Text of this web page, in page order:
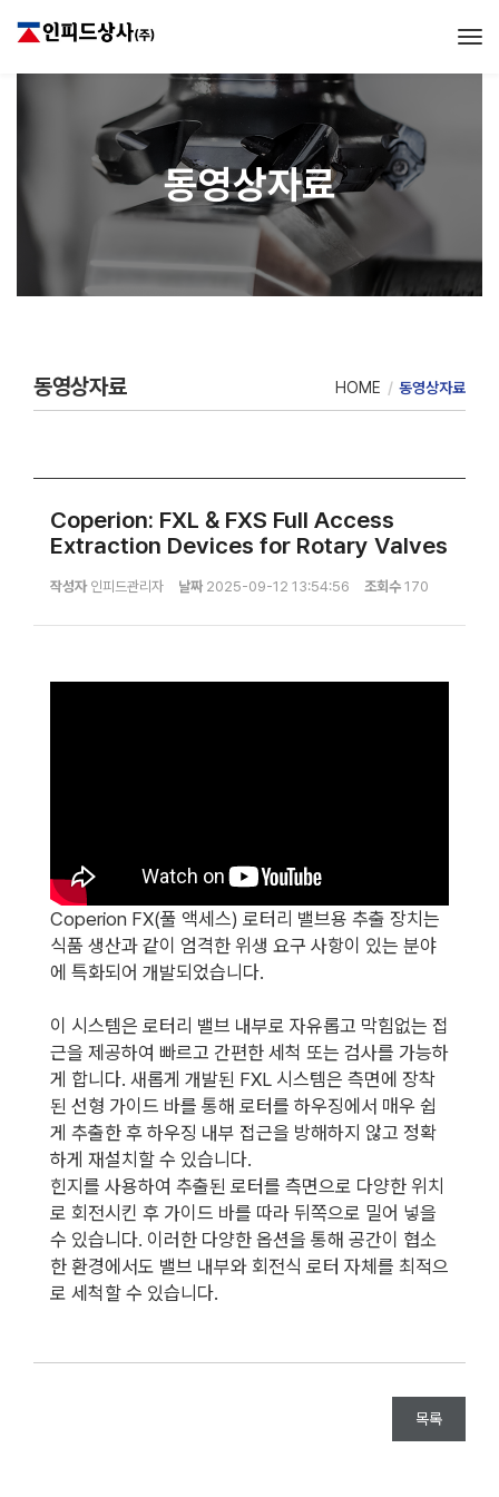
동영상자료
동영상자료 HOME 동영상자료
Coperion: FXL & FXS Full Access
Extraction Devices for Rotary Valves
작성자인피드관리자 날짜 2025-09-12 13:54:56 조회수 170
Coperion FX(풀 액세스) 로터리 밸브용 추출 장치는
식품 생산과 같이 엄격한 위생 요구 사항이 있는 분야
에 특화되어 개발되었습니다.
이 시스템은 로터리 밸브 내부로 자유롭고 막힘없는 접
근을 제공하여 빠르고 간편한 세척 또는 검사를 가능하
게 합니다. 새롭게 개발된 FXL 시스템은 측면에 장착
된 선형 가이드 바를 통해 로터를 하우징에서 매우 쉽
게 추출한 후 하우징 내부 접근을 방해하지 않고 정확
하게 재설치할 수 있습니다.
힌지를 사용하여 추출된 로터를 측면으로 다양한 위치
로 회전시킨 후 가이드 바를 따라 뒤쪽으로 밀어 넣을
수 있습니다. 이러한 다양한 옵션을 통해 공간이 협소
한 환경에서도 밸브 내부와 회전식 로터 자체를 최적으
로 세척할 수 있습니다.
목록